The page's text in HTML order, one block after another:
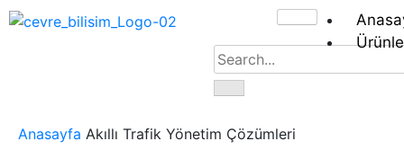
Anasayfa Akıllı Trafik Yönetim Çözümleri